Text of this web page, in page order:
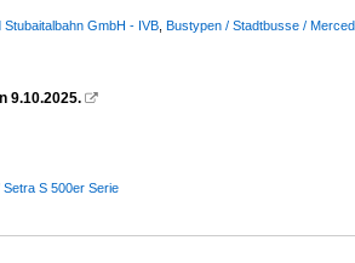
GmbH - IVB Bustypen / Stadtbusse /
9.10.2025. 
S 500er Serie